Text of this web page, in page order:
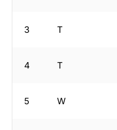
3 T
4 T
5 W